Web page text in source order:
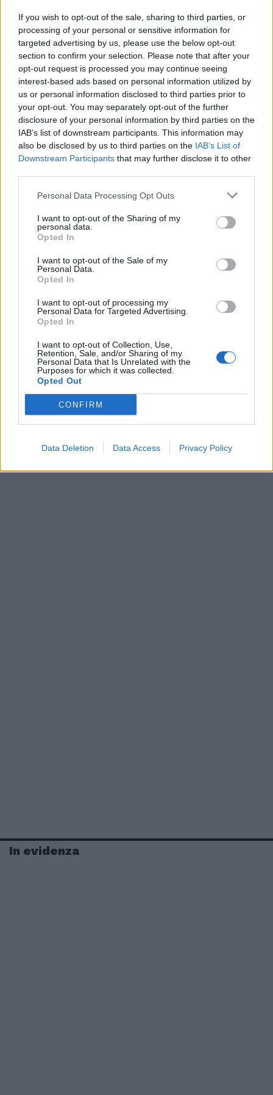
If you wish to opt-out of the sale, sharing to third parties, or
processing of your personal or sensitive information for
targeted advertising by us, please use the below opt-out
section to confirm your selection. Please note that after your
opt-out request is processed you may continue seeing
interest-based ads based on personal information utilized by
us or personal information disclosed to third parties prior to
your opt-out. You may separately opt-out of the further
disclosure of your personal information by third parties on the
IAB’s list of downstream participants. This information may
also be disclosed by us to third parties on the IAB’s List of
Downstream Participants that may further disclose it to other
Personal Data Processing Opt Outs
I want to opt-out of the Sharing of my
personal data.
Opted In
I want to opt-out of the Sale of my
Personal Data.
Opted In
I want to opt-out of processing my
Personal Data for Targeted Advertising.
Opted In
I want to opt-out of Collection, Use,
Retention, Sale, and/or Sharing of my
Personal Data that Is Unrelated with the
Purposes for which it was collected.
Opted Out
CONFIRM
Data Deletion Data Access Privacy Policy
ristrutturazione dell’immobile dove
Francesco non ha voluto vivere non lo
consentiranno ancora, procrastinando questo
ulteriore ritorno alla tradizione ancora per
diverse settimane.
In evidenza